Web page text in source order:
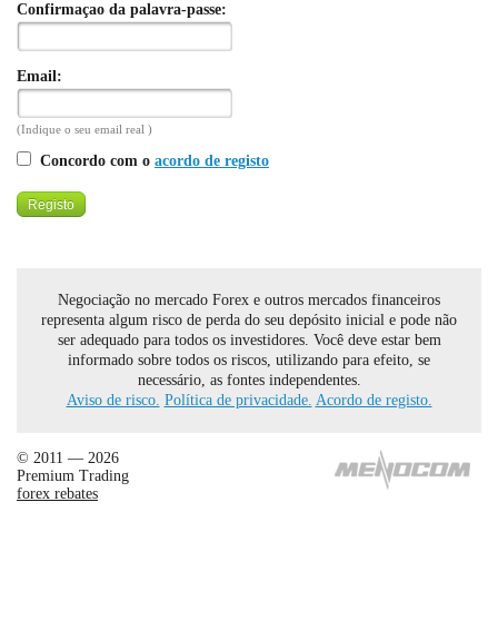
Confirmaçao da palavra-passe:
Email:
(Indique o seu email real )
Concordo com o acordo de registo
Negociação no mercado Forex e outros mercados financeiros
representa algum risco de perda do seu depósito inicial e pode não
ser adequado para todos os investidores. Você deve estar bem
informado sobre todos os riscos, utilizando para efeito, se
necessário, as fontes independentes.
Aviso de risco. Política de privacidade. Acordo de registo.
© 2011 — 2026
Premium Trading
forex rebates